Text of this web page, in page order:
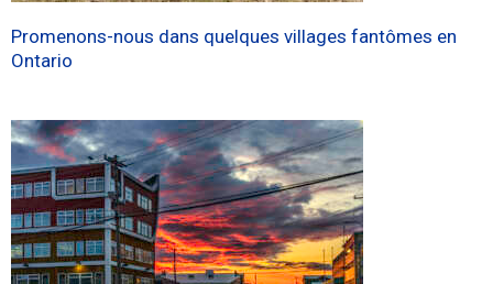
Promenons-nous dans quelques villages fantômes en
Ontario